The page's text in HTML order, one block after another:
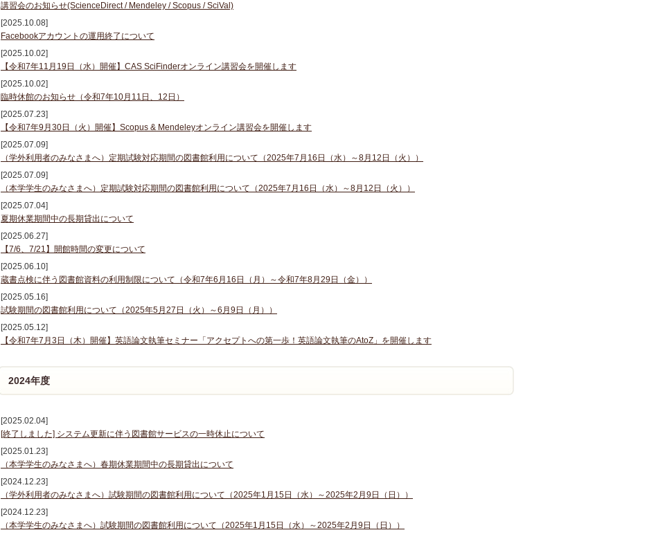
講習会のお知らせ(ScienceDirect / Mendeley / Scopus / SciVal)
[2025.10.08]
Facebookアカウントの運用終了について
[2025.10.02]
【令和7年11月19日（水）開催】CAS SciFinderオンライン講習会を開催します
[2025.10.02]
臨時休館のお知らせ（令和7年10月11日、12日）
[2025.07.23]
【令和7年9月30日（火）開催】Scopus & Mendeleyオンライン講習会を開催します
[2025.07.09]
（学外利用者のみなさまへ）定期試験対応期間の図書館利用について（2025年7月16日（水）～8月12日（火））
[2025.07.09]
（本学学生のみなさまへ）定期試験対応期間の図書館利用について（2025年7月16日（水）～8月12日（火））
[2025.07.04]
夏期休業期間中の長期貸出について
[2025.06.27]
【7/6、7/21】開館時間の変更について
[2025.06.10]
蔵書点検に伴う図書館資料の利用制限について（令和7年6月16日（月）～令和7年8月29日（金））
[2025.05.16]
試験期間の図書館利用について（2025年5月27日（火）～6月9日（月））
[2025.05.12]
【令和7年7月3日（木）開催】英語論文執筆セミナー「アクセプトへの第一歩！英語論文執筆のAtoZ」を開催します
2024年度
[2025.02.04]
[終了しました] システム更新に伴う図書館サービスの一時休止について
[2025.01.23]
（本学学生のみなさまへ）春期休業期間中の長期貸出について
[2024.12.23]
（学外利用者のみなさまへ）試験期間の図書館利用について（2025年1月15日（水）～2025年2月9日（日））
[2024.12.23]
（本学学生のみなさまへ）試験期間の図書館利用について（2025年1月15日（水）～2025年2月9日（日））